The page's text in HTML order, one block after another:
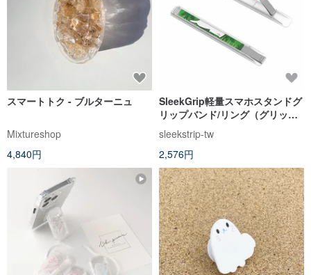
スマートトク - ブルターニュ
Mixtureshop
4,840円
SleekGrip軽量スマホスタンドグ
リップバンド/リング（グリップ
バンド交換可能）フォレストキ
ャットxクリアフレーム
sleekstrip-tw
2,576円